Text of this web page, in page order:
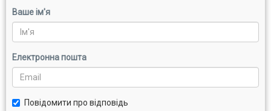
Ваше ім'я
Електронна пошта
Повідомити про відповідь